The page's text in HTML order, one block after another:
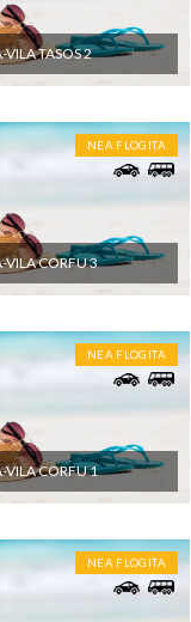
TASOS 2
NEA FLOGITA
VILA CORFU 3
NEA FLOGITA
VILA CORFU 1
NEA FLOGITA